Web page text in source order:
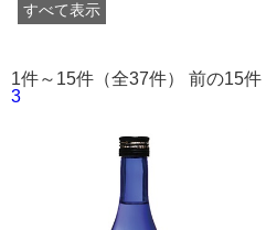
すべて表示
1件～15件（全37件） 前の15件
3